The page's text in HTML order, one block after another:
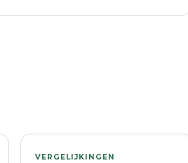
VERGELIJKINGEN